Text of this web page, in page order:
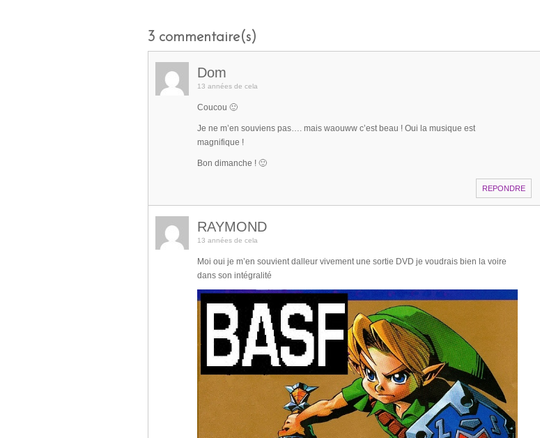
3 commentaire(s)
Dom
13 années de cela
Coucou 🙂
Je ne m’en souviens pas…. mais waouww c’est beau ! Oui la musique est
magnifique !
Bon dimanche ! 🙂
REPONDRE
RAYMOND
13 années de cela
Moi oui je m’en souvient dalleur vivement une sortie DVD je voudrais bien la voire
dans son intégralité